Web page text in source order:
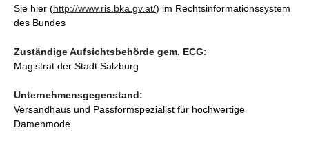
Sie hier (http://www.ris.bka.gv.at/) im Rechtsinformationssystem
des Bundes
Zuständige Aufsichtsbehörde gem. ECG:
Magistrat der Stadt Salzburg
Unternehmensgegenstand:
Versandhaus und Passformspezialist für hochwertige
Damenmode